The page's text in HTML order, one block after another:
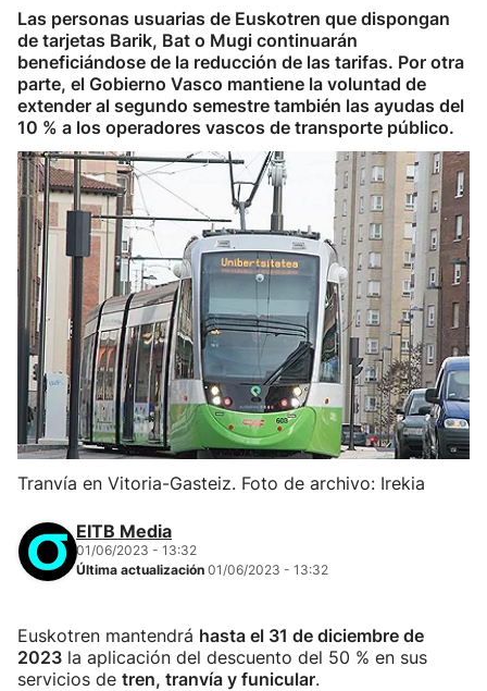
Las personas usuarias de Euskotren que dispongan
de tarjetas Barik, Bat o Mugi continuarán
beneficiándose de la reducción de las tarifas. Por otra
parte, el Gobierno Vasco mantiene la voluntad de
extender al segundo semestre también las ayudas del
10 % a los operadores vascos de transporte público.
Tranvía en Vitoria-Gasteiz. Foto de archivo: Irekia
EITB Media
01/06/2023 - 13:32
Última actualización 01/06/2023 - 13:32
Euskotren mantendrá hasta el 31 de diciembre de
2023 la aplicación del descuento del 50 % en sus
servicios de tren, tranvía y funicular.